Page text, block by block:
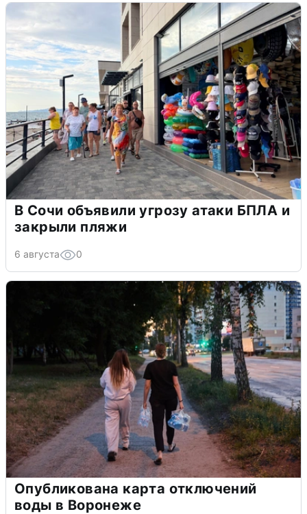
В Сочи объявили угрозу атаки БПЛА и
закрыли пляжи
6 августа 0
Опубликована карта отключений
воды в Воронеже